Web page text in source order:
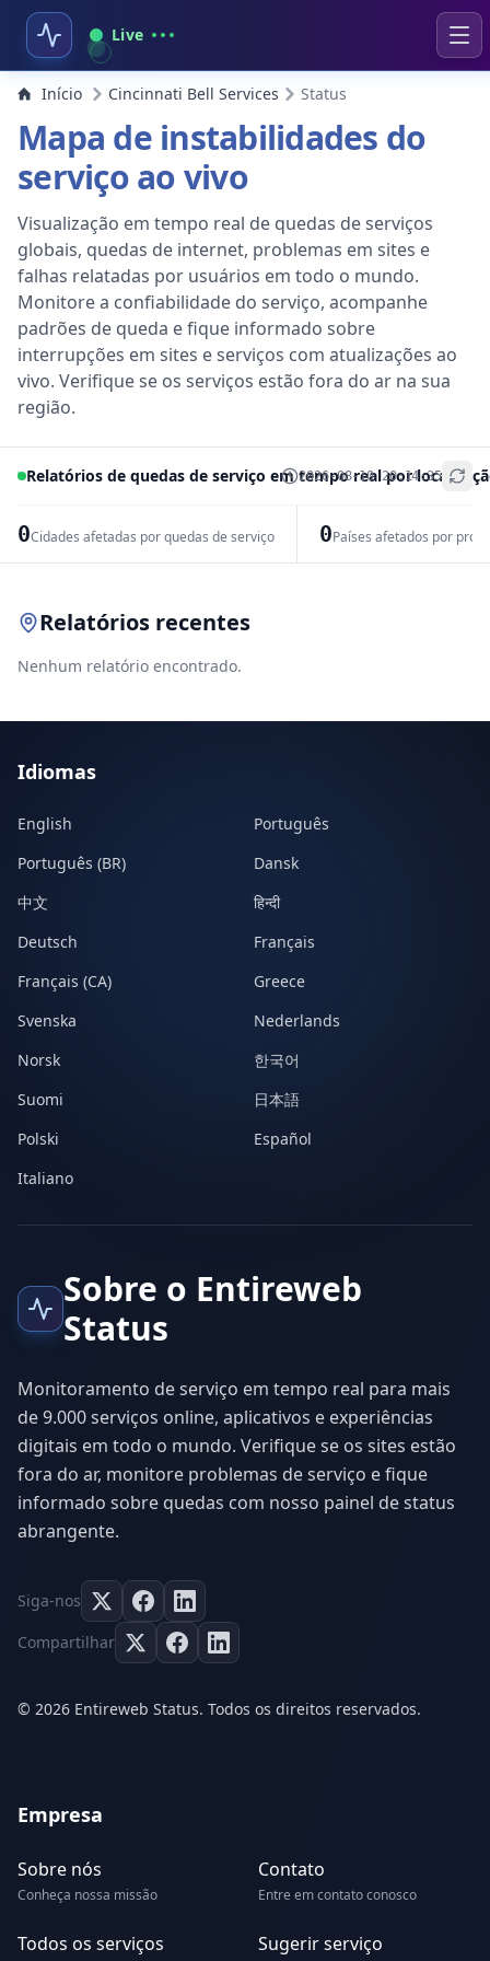
Live
Início Cincinnati Bell Services Status
Mapa de instabilidades do
serviço ao vivo
Visualização em tempo real de quedas de serviços
globais, quedas de internet, problemas em sites e
falhas relatadas por usuários em todo o mundo.
Monitore a confiabilidade do serviço, acompanhe
padrões de queda e fique informado sobre
interrupções em sites e serviços com atualizações ao
vivo. Verifique se os serviços estão fora do ar na sua
região.
Relatórios de quedas de serviço em tempo real por
2026-08-10 20:14:35
0Cidades afetadas por quedas de serviço 0Países afetados por
+
Relatórios recentes
Nenhum relatório encontrado.
Idiomas
English
Português
Português (BR)
Dansk
中文
हिन्दी
Deutsch
Français
Français (CA)
Greece
Svenska
Nederlands
Norsk
한국어
Suomi
日本語
Polski
Español
Italiano
Sobre o Entireweb
Status
Monitoramento de serviço em tempo real para mais
de 9.000 serviços online, aplicativos e experiências
digitais em todo o mundo. Verifique se os sites estão
fora do ar, monitore problemas de serviço e fique
informado sobre quedas com nosso painel de status
abrangente.
Siga-nos
Compartilhar
© 2026 Entireweb Status. Todos os direitos reservados.
Empresa
Sobre nós
Conheça nossa missão
Contato
Entre em contato conosco
Todos os serviços Sugerir serviço